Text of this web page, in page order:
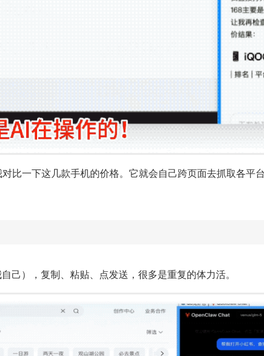
比一下这几款手机的价格。它就会自己跨页面去抓取各平
己），复制、粘贴、点发送，很多是重复的体力活。